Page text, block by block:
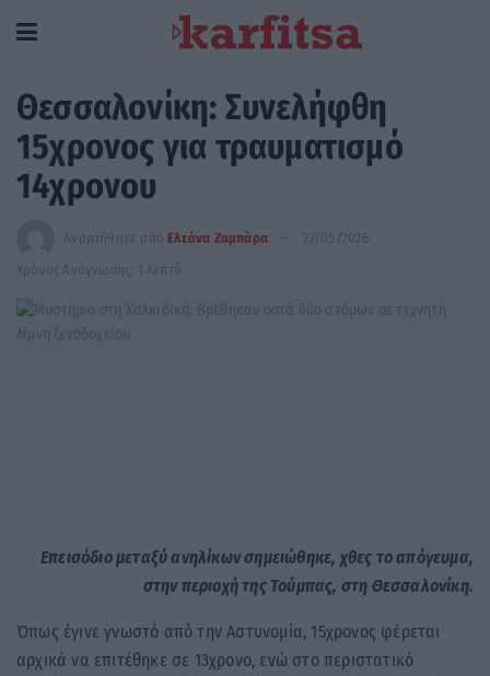
Θεσσαλονίκη: Συνελήφθη
15χρονος για τραυματισμό
14χρονου
Αναρτήθηκε από Ελεάνα Ζαμπάρα
27/05/2026
Χρόνος Ανάγνωσης: 1 λεπτό
Επεισόδιο μεταξύ ανηλίκων σημειώθηκε, χθες το απόγευμα,
στην περιοχή της Τούμπας, στη Θεσσαλονίκη.
Όπως έγινε γνωστό από την Αστυνομία, 15χρονος φέρεται
αρχικά να επιτέθηκε σε 13χρονο, ενώ στο περιστατικό